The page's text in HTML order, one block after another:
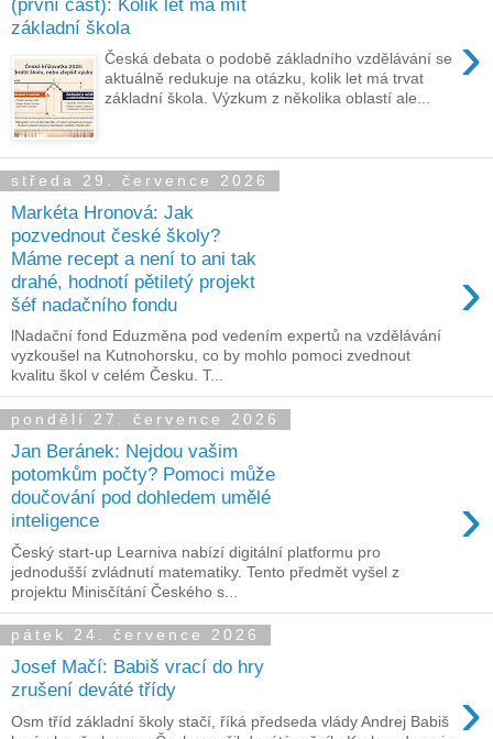
základní škola
›
Česká debata o podobě základního vzdělávání se
aktuálně redukuje na otázku, kolik let má trvat
základní škola. Výzkum z několika oblastí ale...
středa 29. července 2026
Markéta Hronová: Jak
pozvednout české školy?
Máme recept a není to ani tak
drahé, hodnotí pětiletý projekt
šéf nadačního fondu
›
lNadační fond Eduzměna pod vedením expertů na vzdělávání
vyzkoušel na Kutnohorsku, co by mohlo pomoci zvednout
kvalitu škol v celém Česku. T...
pondělí 27. července 2026
Jan Beránek: Nejdou vašim
potomkům počty? Pomoci může
doučování pod dohledem umělé
inteligence
›
Český start-up Learniva nabízí digitální platformu pro
jednodušší zvládnutí matematiky. Tento předmět vyšel z
projektu Minisčítání Českého s...
pátek 24. července 2026
Josef Mačí: Babiš vrací do hry
zrušení deváté třídy
›
Osm tříd základní školy stačí, říká předseda vlády Andrej Babiš